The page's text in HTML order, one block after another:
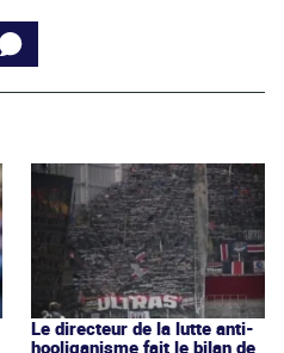
Le directeur de la lutte anti-
hooliganisme fait le bilan de